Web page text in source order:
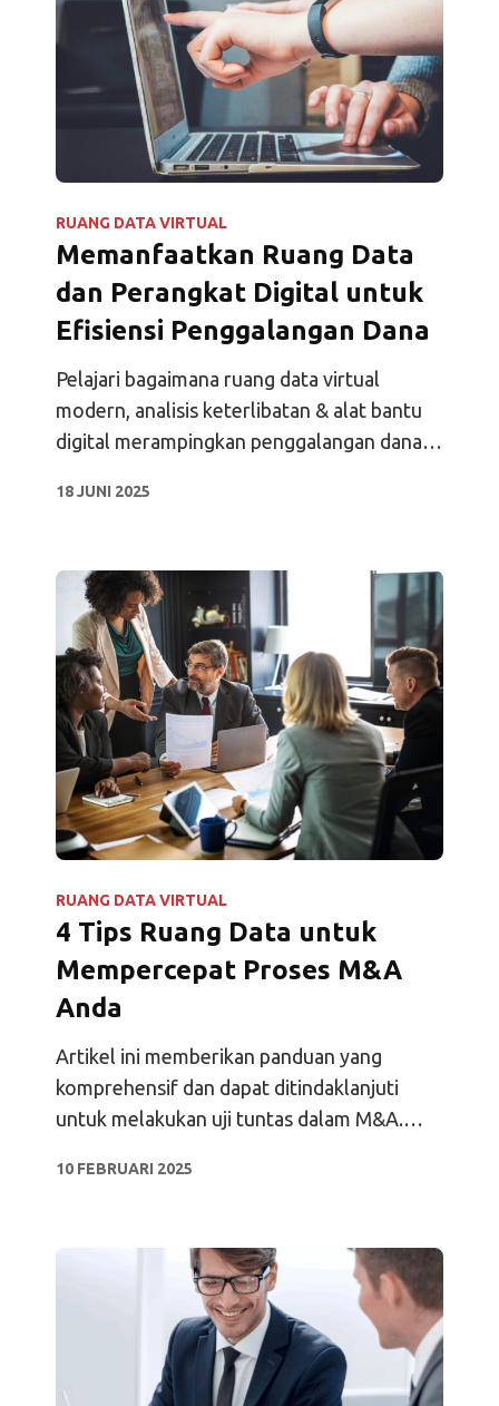
RUANG DATA VIRTUAL
Memanfaatkan Ruang Data
dan Perangkat Digital untuk
Efisiensi Penggalangan Dana
Pelajari bagaimana ruang data virtual
modern, analisis keterlibatan & alat bantu
digital merampingkan penggalangan dana
dan menutup transaksi dengan lebih cepat.
18 JUNI 2025
RUANG DATA VIRTUAL
4 Tips Ruang Data untuk
Mempercepat Proses M&A
Anda
Artikel ini memberikan panduan yang
komprehensif dan dapat ditindaklanjuti
untuk melakukan uji tuntas dalam M&A.
langkah-langkah utama, dan alat bantu
10 FEBRUARI 2025